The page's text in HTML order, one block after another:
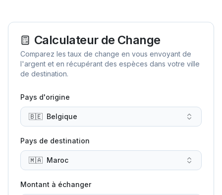
Calculateur de Change
Comparez les taux de change en vous envoyant de
l'argent et en récupérant des espèces dans votre ville
de destination.
Pays d'origine
🇧🇪 Belgique
Pays de destination
🇲🇦 Maroc
Montant à échanger